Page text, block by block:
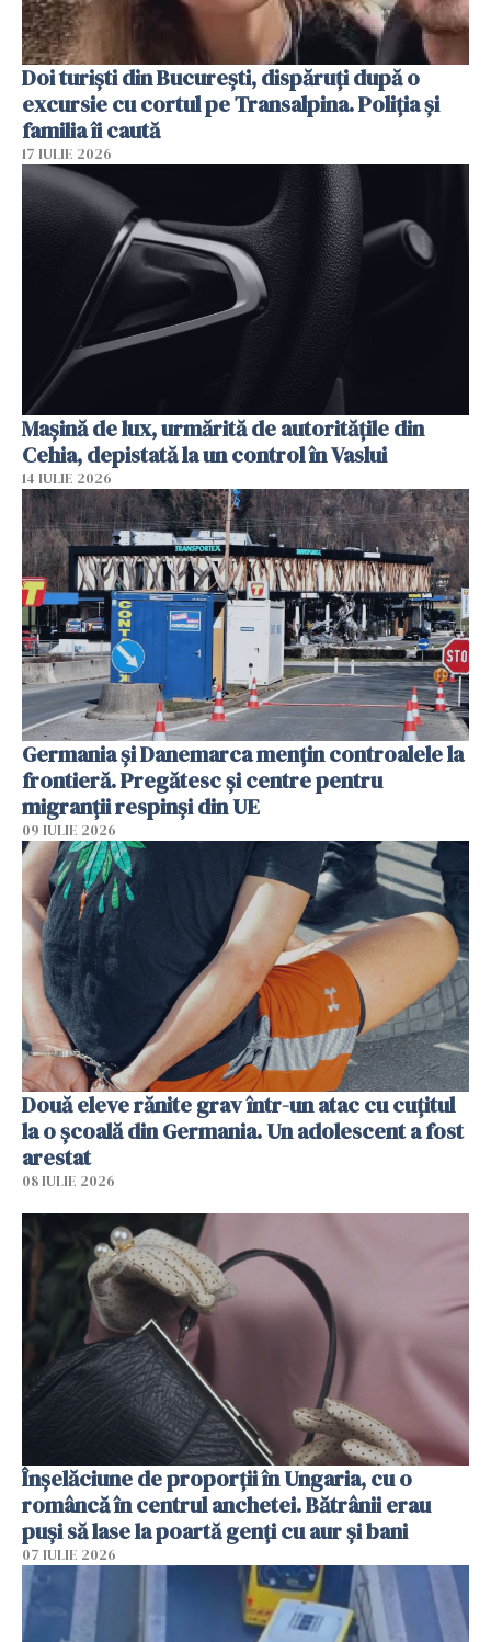
Doi turiști din București, dispăruți după o
excursie cu cortul pe Transalpina. Poliția și
familia îi caută
17 IULIE 2026
Mașină de lux, urmărită de autoritățile din
Cehia, depistată la un control în Vaslui
14 IULIE 2026
Germania și Danemarca mențin controalele la
frontieră. Pregătesc și centre pentru
migranții respinși din UE
09 IULIE 2026
Două eleve rănite grav într-un atac cu cuțitul
la o școală din Germania. Un adolescent a fost
arestat
08 IULIE 2026
Înșelăciune de proporții în Ungaria, cu o
româncă în centrul anchetei. Bătrânii erau
puși să lase la poartă genți cu aur și bani
07 IULIE 2026